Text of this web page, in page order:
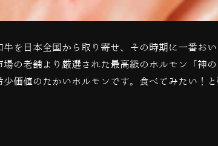
を日本全国から取り寄せ、その時期に一番お
場の老舗より厳選された最高級のホルモン「神
価値のたかいホルモンです。食べてみたい！